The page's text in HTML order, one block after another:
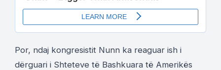
Por, ndaj kongresistit Nunn ka reaguar ish i
dërguari i Shteteve të Bashkuara të Amerikës